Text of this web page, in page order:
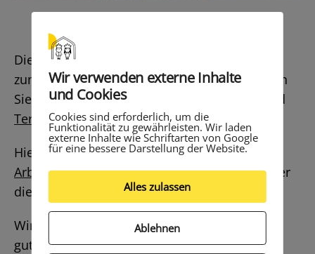
Die aktuellen Informationen und Elternbriefe
zum Beginn des Schuljahres 2019/2020 finden
Sie in den Bereichen
und
Termine.
Hier gelangen Sie zum Einwahlzettel für die
Arbeitsgemeinschaftenund zur Übersicht über
die Projektangebote.
Wir wünschen allen Kindern und Eltern einen
guten Schulstart!
Wir verwenden externe Inhalte
und Cookies
Cookies sind erforderlich, um die
Funktionalität zu gewährleisten. Wir laden
externe Inhalte wie Schriftarten von Google
für eine bessere Darstellung der Website.
Alles zulassen
Ablehnen